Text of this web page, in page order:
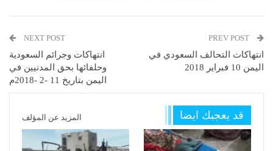
انتهاكات التحالف السعودي في
اليمن 10 فبراير 2018
NEXT POST
انتهاكات وجرائم السعودية
وحلفائها بحق المدنيين في
اليمن بتاريخ 11 -2 -2018م
قد يعجبك ايضا المزيد عن المؤلف